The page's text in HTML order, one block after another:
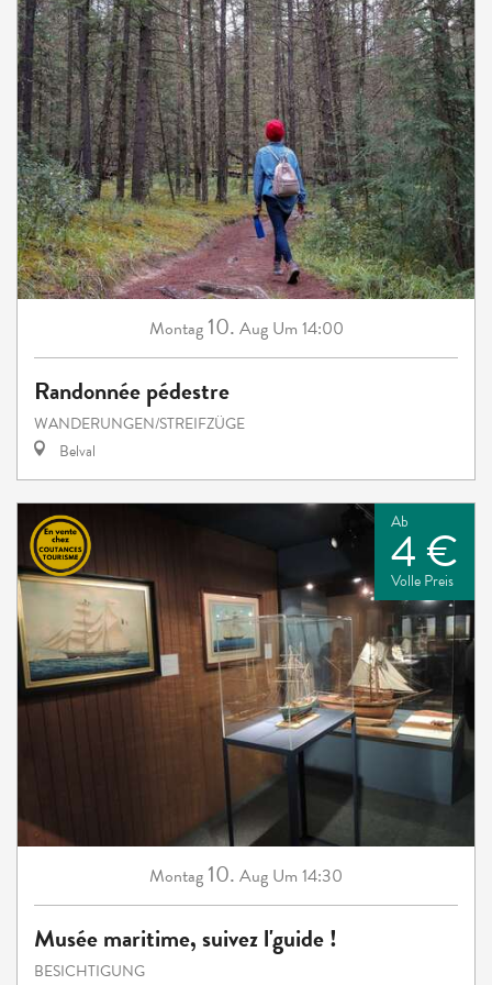
Montag 10. Aug Um 14:00
Randonnée pédestre
WANDERUNGEN/STREIFZÜGE
Belval
Ab
4 €
Volle Preis
Montag 10. Aug Um 14:30
Musée maritime, suivez l'guide !
BESICHTIGUNG